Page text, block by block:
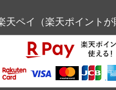
天ペイ（楽天ポイントが